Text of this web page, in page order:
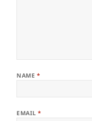
NAME *
EMAIL*